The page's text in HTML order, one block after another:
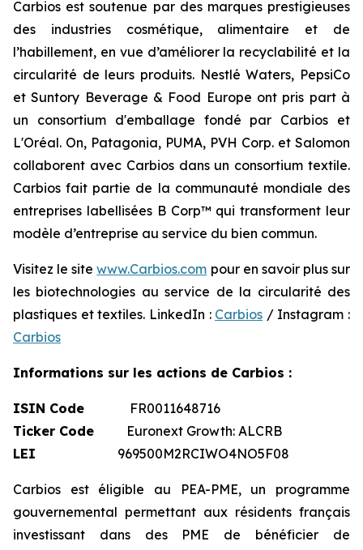
Carbios est soutenue par des marques prestigieuses
des industries cosmétique, alimentaire et de
l’habillement, en vue d’améliorer la recyclabilité et la
circularité de leurs produits. Nestlé Waters, PepsiCo
et Suntory Beverage & Food Europe ont pris part à
un consortium d'emballage fondé par Carbios et
L'Oréal. On, Patagonia, PUMA, PVH Corp. et Salomon
collaborent avec Carbios dans un consortium textile.
Carbios fait partie de la communauté mondiale des
entreprises labellisées B Corp™ qui transforment leur
modèle d’entreprise au service du bien commun.
Visitez le sitewww.Carbios.com pour en savoir plus sur
les biotechnologies au service de la circularité des
plastiques et textiles. LinkedIn : Carbios / Instagram :
Carbios
Informations sur les actions de Carbios :
ISIN Code FR0011648716
Ticker Code Euronext Growth: ALCRB
LEI
969500M2RCIWO4NO5F08
Carbios est éligible au PEA-PME, un programme
gouvernemental permettant aux résidents français
investissant dans des PME de bénéficier de